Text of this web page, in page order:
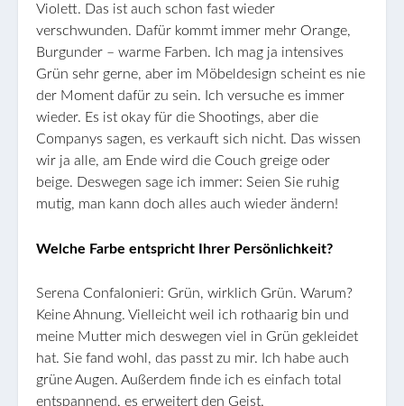
Violett. Das ist auch schon fast wieder
verschwunden. Dafür kommt immer mehr Orange,
Burgunder – warme Farben. Ich mag ja intensives
Grün sehr gerne, aber im Möbeldesign scheint es nie
der Moment dafür zu sein. Ich versuche es immer
wieder. Es ist okay für die Shootings, aber die
Companys sagen, es verkauft sich nicht. Das wissen
wir ja alle, am Ende wird die Couch greige oder
beige. Deswegen sage ich immer: Seien Sie ruhig
mutig, man kann doch alles auch wieder ändern!
Welche Farbe entspricht Ihrer Persönlichkeit?
Serena Confalonieri: Grün, wirklich Grün. Warum?
Keine Ahnung. Vielleicht weil ich rothaarig bin und
meine Mutter mich deswegen viel in Grün gekleidet
hat. Sie fand wohl, das passt zu mir. Ich habe auch
grüne Augen. Außerdem finde ich es einfach total
entspannend, es erweitert den Geist.